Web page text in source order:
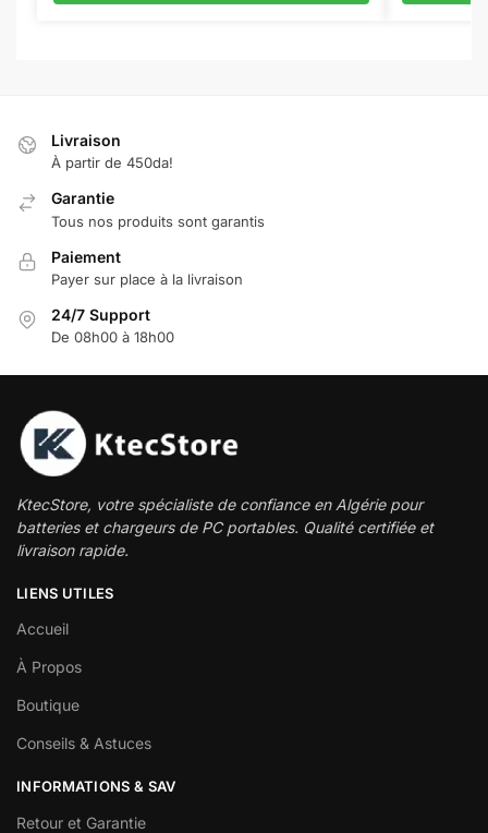
Livraison
À partir de 450da!
Garantie
Tous nos produits sont garantis
Paiement
Payer sur place à la livraison
24/7 Support
De 08h00 à 18h00
KtecStore, votre spécialiste de confiance en Algérie pour
batteries et chargeurs de PC portables. Qualité certifiée et
livraison rapide.
LIENS UTILES
Accueil
À Propos
Boutique
Conseils & Astuces
INFORMATIONS & SAV
Retour et Garantie